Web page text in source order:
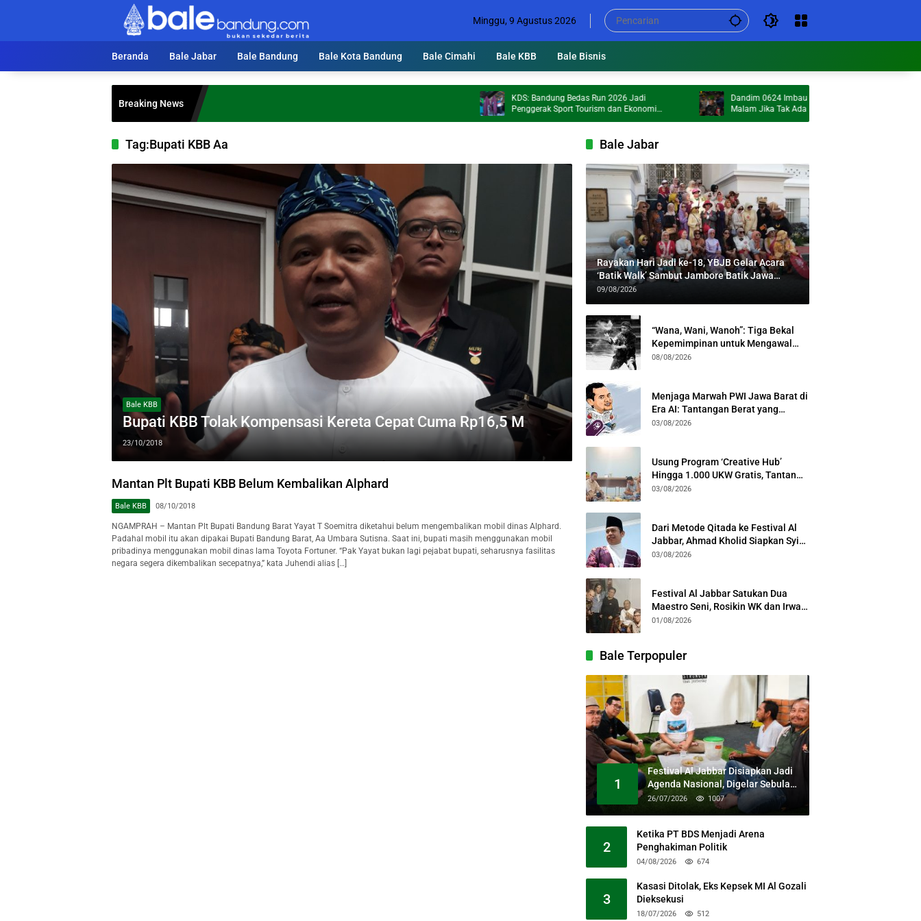
Minggu, 9 Agustus 2026
Beranda Bale Jabar Bale Bandung Bale Kota Bandung Bale Cimahi Bale KBB Bale Bisnis
Breaking News
KDS: Bandung Bedas Run 2026 Jadi
Penggerak Sport Tourism dan Ekonomi
Kabupaten Bandung
Dandim 0624 Imbau Warga Hindari Keluar
Malam Jika Tak Ada Keperluan Penting
Tag:Bupati KBB Aa
Bale KBB
Bupati KBB Tolak Kompensasi Kereta Cepat Cuma Rp16,5 M
23/10/2018
Mantan Plt Bupati KBB Belum Kembalikan Alphard
Bale KBB 08/10/2018
NGAMPRAH – Mantan Plt Bupati Bandung Barat Yayat T Soemitra diketahui belum mengembalikan mobil dinas Alphard.
Padahal mobil itu akan dipakai Bupati Bandung Barat, Aa Umbara Sutisna. Saat ini, bupati masih menggunakan mobil
pribadinya menggunakan mobil dinas lama Toyota Fortuner. “Pak Yayat bukan lagi pejabat bupati, seharusnya fasilitas
negara segera dikembalikan secepatnya,” kata Juhendi alias […]
Bale Jabar
Rayakan Hari Jadi ke-18, YBJB Gelar Acara
‘Batik Walk’ Sambut Jambore Batik Jawa
Barat 2026
09/08/2026
“Wana, Wani, Wanoh”: Tiga Bekal
Kepemimpinan untuk Mengawal
Festival Al Jabbar
08/08/2026
Menjaga Marwah PWI Jawa Barat di
Era AI: Tantangan Berat yang
Menuntut Solidaritas Lintas
03/08/2026
Usung Program ‘Creative Hub’
Hingga 1.000 UKW Gratis, Tantan
Sulthon Paparkan Visi PWI Jabar di
03/08/2026
Dari Metode Qitada ke Festival Al
Jabbar, Ahmad Kholid Siapkan Syiar
Al-Qur’an Lewat Nada
03/08/2026
Festival Al Jabbar Satukan Dua
Maestro Seni, Rosikin WK dan Irwan
Guntari Garap Pertunjukan Kolosal
01/08/2026
Bale Terpopuler
1
Festival Al Jabbar Disiapkan Jadi
Agenda Nasional, Digelar Sebulan
Penuh di Kawasan Masjid Raya Al
26/07/2026 1007
2
Ketika PT BDS Menjadi Arena
Penghakiman Politik
04/08/2026 674
3
Kasasi Ditolak, Eks Kepsek MI Al Gozali
Dieksekusi
18/07/2026 512